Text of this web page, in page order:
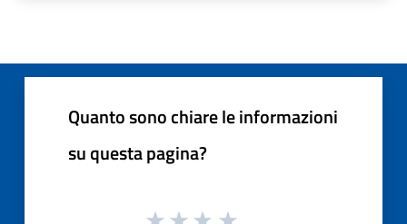
Quanto sono chiare le informazioni
su questa pagina?